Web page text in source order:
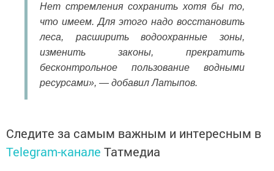
Нет стремления сохранить хотя бы то,
что имеем. Для этого надо восстановить
леса, расширить водоохранные зоны,
изменить законы, прекратить
бесконтрольное пользование водными
ресурсами», — добавил Латыпов.
Следите за самым важным и интересным в
Telegram-канале Татмедиа